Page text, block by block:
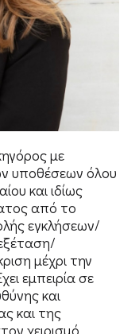
με
υποθέσεων όλου
και ιδίως
από το
εγκλήσεων/
μέχρι την
εμπειρία σε
και
και της
χειρισμό